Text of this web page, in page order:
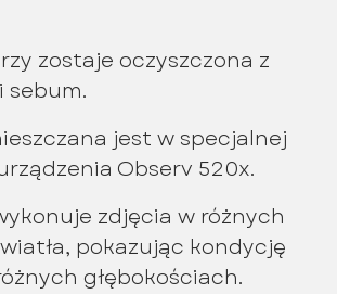
zostaje oczyszczona z
sebum.
jest w specjalnej
Observ 520x.
zdjęcia w różnych
pokazując kondycję
głębokościach.